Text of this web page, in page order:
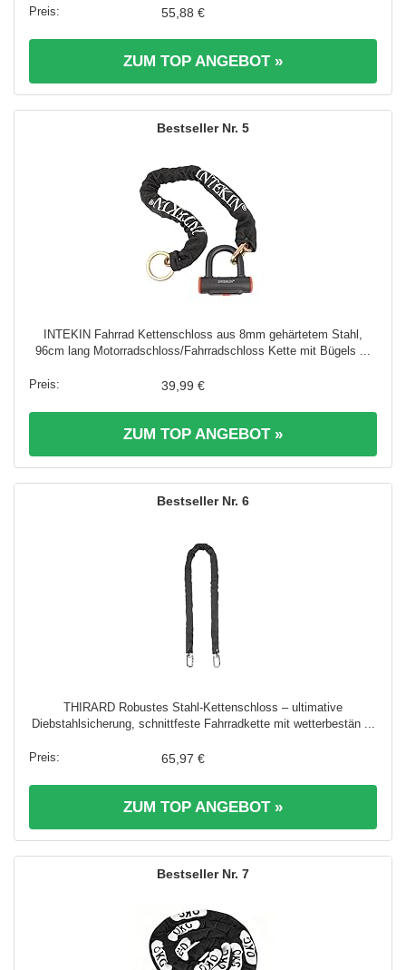
55,88 €
ZUM TOP ANGEBOT »
5
INTEKIN Fahrrad Kettenschloss aus 8mm gehärtetem Stahl,
96cm lang Motorradschloss/Fahrradschloss Kette mit Bügels ...
39,99 €
ZUM TOP ANGEBOT »
6
THIRARD Robustes Stahl-Kettenschloss – ultimative
Diebstahlsicherung, schnittfeste Fahrradkette mit wetterbestän ...
65,97 €
ZUM TOP ANGEBOT »
7